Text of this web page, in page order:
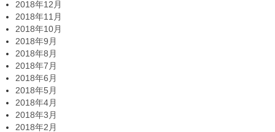
2018年12月
2018年11月
2018年10月
2018年9月
2018年8月
2018年7月
2018年6月
2018年5月
2018年4月
2018年3月
2018年2月